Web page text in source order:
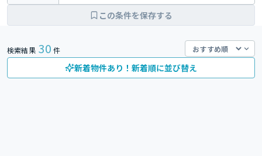
この条件を保存する
検索結果 30 件
新着物件あり！新着順に並び替え